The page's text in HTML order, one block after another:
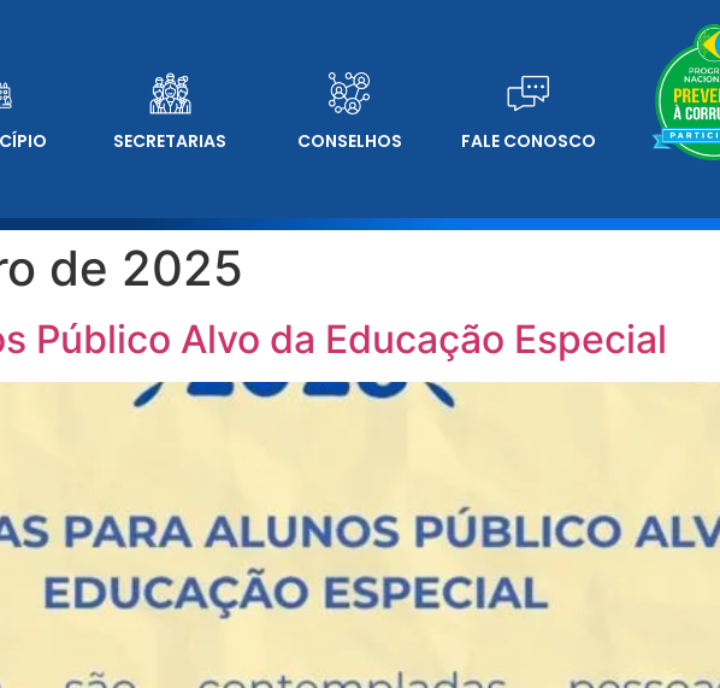
SECRETARIAS CONSELHOS FALE CONOSCO
de 2025
Público Alvo da Educação Especial